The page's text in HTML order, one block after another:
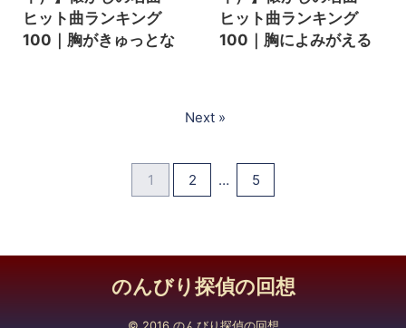
ヒット曲ランキング
100｜胸がきゅっとな
ヒット曲ランキング
100｜胸によみがえる
1 2 … 5
Next »
のんびり探偵の回想